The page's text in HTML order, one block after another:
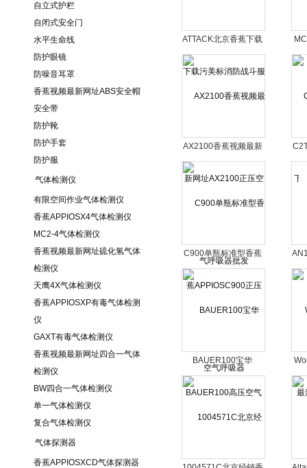
自立式护栏
自闭式安全门
水平生命线
防护眼镜
防噪音耳罩
香蕉视频最新网址ABS安全帽
安全带
防护靴
防护手套
防护服
气体检测仪
有限空间作业气体检测仪
香蕉APPIOSX4气体检测仪
MC2-4气体检测仪
香蕉视频最新网址硫化氢气体
检测仪
天鹰4X气体检测仪
香蕉APPIOSXP有毒气体检测
仪
GAXT有毒气体检测仪
香蕉视频最新网址四合一气体
检测仪
BW四合一气体检测仪
单一气体检测仪
复合气体检测仪
气体探测器
香蕉APPIOSXCD气体探测器
ATTACK北京香蕉下载
污美标消防战斗服
AX2100香蕉视频最新
网址AX2100正压空气
呼吸器批发
载
C900单瓶标准型香蕉
APPIOSC900正压空
气呼吸器
BAUER100宝华
BAUER100高压空气
压缩机充气泵